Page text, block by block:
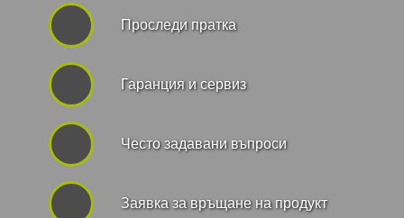
Проследи пратка
Гаранция и сервиз
Често задавани въпроси
Заявка за връщане на продукт